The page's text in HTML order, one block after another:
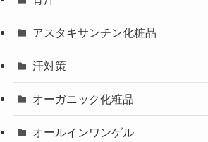
アスタキサンチン化粧品
汗対策
オーガニック化粧品
オールインワンゲル